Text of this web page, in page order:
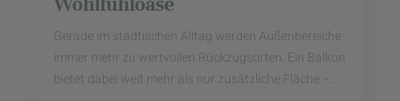
Gerade im städtischen Alltag werden Außenbereiche
immer mehr zu wertvollen Rückzugsorten. Ein Balkon
bietet dabei weit mehr als nur zusätzliche Fläche –